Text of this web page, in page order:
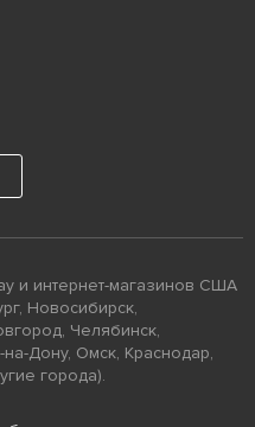
и интернет-магазинов США
Новосибирск,
Челябинск,
Дону, Омск, Краснодар,
города).